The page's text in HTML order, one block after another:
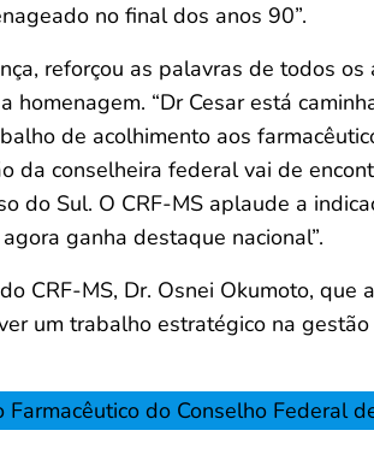
no final dos anos 90”.
reforçou as palavras de todos os
“Dr Cesar está
de acolhimento aos
da conselheira federal vai de
do Sul. O CRF-MS aplaude a
ganha destaque nacional”.
CRF-MS, Dr. Osnei Okumoto, que
um trabalho estratégico na
do Conselho Federal